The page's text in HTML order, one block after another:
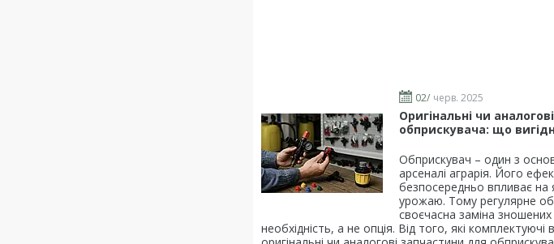
02/ черв. 2025
Оригінальні чи
обприскувача: що
Обприскувач – один з
арсеналі аграрія. Його
безпосередньо впливає на
урожаю. Тому регулярне
своєчасна заміна
необхідність, а не опція. Від того, які комплектуючі